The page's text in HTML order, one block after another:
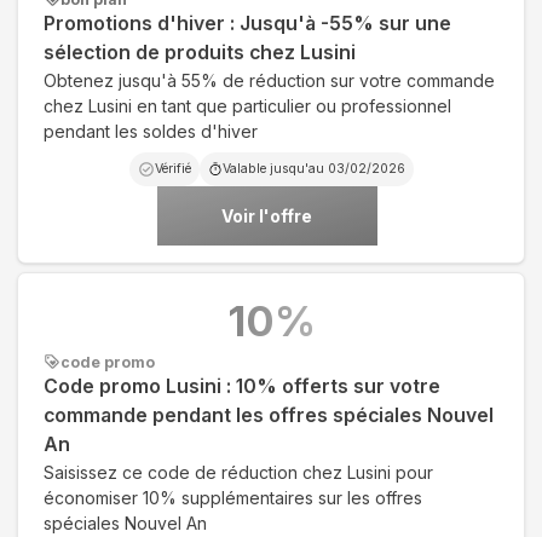
Promotions d'hiver : Jusqu'à -55% sur une
sélection de produits chez Lusini
Obtenez jusqu'à 55% de réduction sur votre commande
chez Lusini en tant que particulier ou professionnel
pendant les soldes d'hiver
Vérifié Valable jusqu'au 03/02/2026
Voir l'offre
code promo
Code promo Lusini : 10% offerts sur votre
commande pendant les offres spéciales Nouvel
An
Saisissez ce code de réduction chez Lusini pour
économiser 10% supplémentaires sur les offres
spéciales Nouvel An
10%